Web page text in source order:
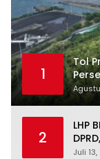
1
Tol
2
LHP
dan
Juli